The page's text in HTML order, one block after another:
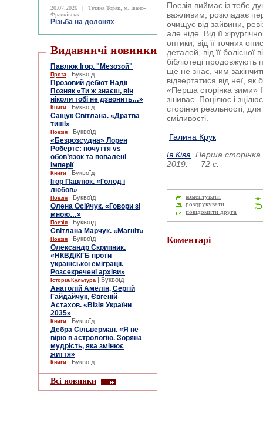
20.07.2026 |
Тетяна Торак, м. Івано-
Франківськ
Різьба на долонях
Видавничі новинки
Павлюк Ігор. "Мезозой"
Проза | Буквоїд
Прозовий дебют Надії
Позняк «Ти ж знаєш, він
ніколи тобі не дзвонить…»
Книги | Буквоїд
Сащук Світлана. «Дратва
тиші»
Поезія | Буквоїд
«Безрозсудна» Лорен
Робертс: почуття vs
обов’язок та повалені
імперії
Книги | Буквоїд
Ігор Павлюк. «Голод і
любов»
Поезія | Буквоїд
Олена Осійчук. «Говори зі
мною…»
Поезія | Буквоїд
Світлана Марчук. «Магніт»
Поезія | Буквоїд
Олександр Скрипник.
«НКВД/КГБ проти
української еміграції.
Розсекречені архіви»
Історія/Культура | Буквоїд
Анатолій Амелін, Сергій
Гайдайчук, Євгеній
Астахов. «Візія України
2035»
Книги | Буквоїд
Дебра Сільверман. «Я не
вірю в астрологію. Зоряна
мудрість, яка змінює
життя»
Книги | Буквоїд
Всі новинки
Поезія виймає із тебе
важливим, розкладає
очищує від зайвини,
але ніде. Від її
оптики, від її точних
деталей, від її болісної
бібліотеці продовжують
ще не знає, чим
відвертатися від неї, як
«Перша сторінка зими»
зшиває. Поцілює і
сторінки реальності,
сміливості.
Галина Крук
Ія Ківа . Перша сторінка
2019. — 72 с.
коментувати
роздрукувати
повідомити друга
Коментарі